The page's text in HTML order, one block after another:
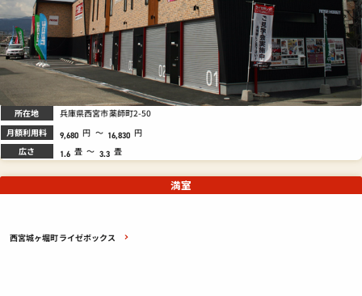
所在地 兵庫県西宮市薬師町2-50
月額利用料 9,680 円 ～ 16,830 円
広さ 1.6 畳 ～ 3.3 畳
西宮城ヶ堀町ライゼボックス
満室